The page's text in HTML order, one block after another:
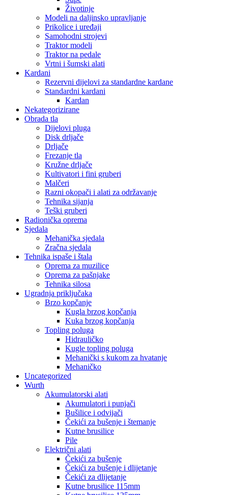
Životinje
Modeli na daljinsko upravljanje
Prikolice i uređaji
Samohodni strojevi
Traktor modeli
Traktor na pedale
Vrtni i šumski alati
Kardani
Rezervni dijelovi za standardne kardane
Standardni kardani
Kardan
Nekategorizirane
Obrada tla
Dijelovi pluga
Disk drljače
Drljače
Frezanje tla
Kružne drljače
Kultivatori i fini gruberi
Malčeri
Razni okopači i alati za održavanje
Tehnika sijanja
Teški gruberi
Radionička oprema
Sjedala
Mehanička sjedala
Zračna sjedala
Tehnika ispaše i štala
Oprema za muzilice
Oprema za pašnjake
Tehnika silosa
Ugradnja priključaka
Brzo kopčanje
Kugla brzog kopčanja
Kuka brzog kopčanja
Topling poluga
Hidrauličko
Kugle topling poluga
Mehanički s kukom za hvatanje
Mehaničko
Uncategorized
Wurth
Akumulatorski alati
Akumulatori i punjači
Bušilice i odvijači
Čekići za bušenje i štemanje
Kutne brusilice
Pile
Električni alati
Čekići za bušenje
Čekići za bušenje i dlijetanje
Čekići za dlijetanje
Kutne brusilice 115mm